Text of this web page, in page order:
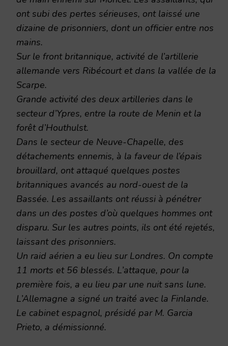
ont subi des pertes sérieuses, ont laissé une
dizaine de prisonniers, dont un officier entre nos
mains.
Sur le front britannique, activité de l’artillerie
allemande vers Ribécourt et dans la vallée de la
Scarpe.
Grande activité des deux artilleries dans le
secteur d’Ypres, entre la route de Menin et la
forêt d’Houthulst.
Dans le secteur de Neuve-Chapelle, des
détachements ennemis, à la faveur de l’épais
brouillard, ont attaqué quelques postes
britanniques avancés au nord-ouest de la
Bassée. Les assaillants ont réussi à pénétrer
dans un des postes d’où quelques hommes ont
disparu. Sur les autres points, ils ont été rejetés,
laissant des prisonniers.
Un raid aérien a eu lieu sur Londres. On compte
11 morts et 56 blessés. L’attaque, pour la
première fois, a eu lieu par une nuit sans lune.
L’Allemagne a signé un traité avec la Finlande.
Le cabinet espagnol, présidé par M. Garcia
Prieto, a démissionné.